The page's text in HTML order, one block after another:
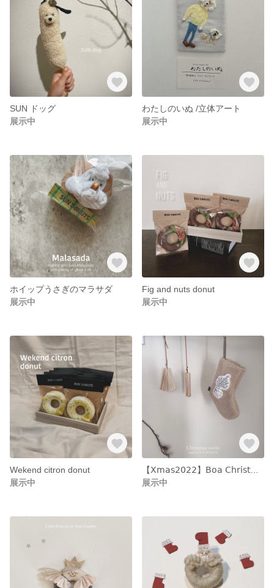
SUN ドッグ
展示中
わたしのいぬ /立体アート
展示中
ホイップうさぎのマラサダ
展示中
Fig and nuts donut
展示中
Wekend citron donut
展示中
【𝖷𝗆𝖺𝗌𝟤𝟢𝟤𝟤】𝖡𝗈𝖺 𝖢𝗁𝗋𝗂𝗌𝗍𝗆𝖺𝗌 𝖲𝗈𝖼𝗄𝗌
展示中